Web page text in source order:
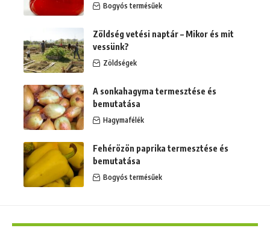
Bogyós termésűek
Zöldség vetési naptár – Mikor és mit
vessünk?
Zöldségek
A sonkahagyma termesztése és
bemutatása
Hagymafélék
Fehérözön paprika termesztése és
bemutatása
Bogyós termésűek